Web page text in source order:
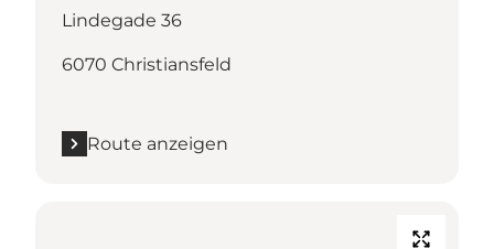
Lindegade 36
6070 Christiansfeld
Route anzeigen